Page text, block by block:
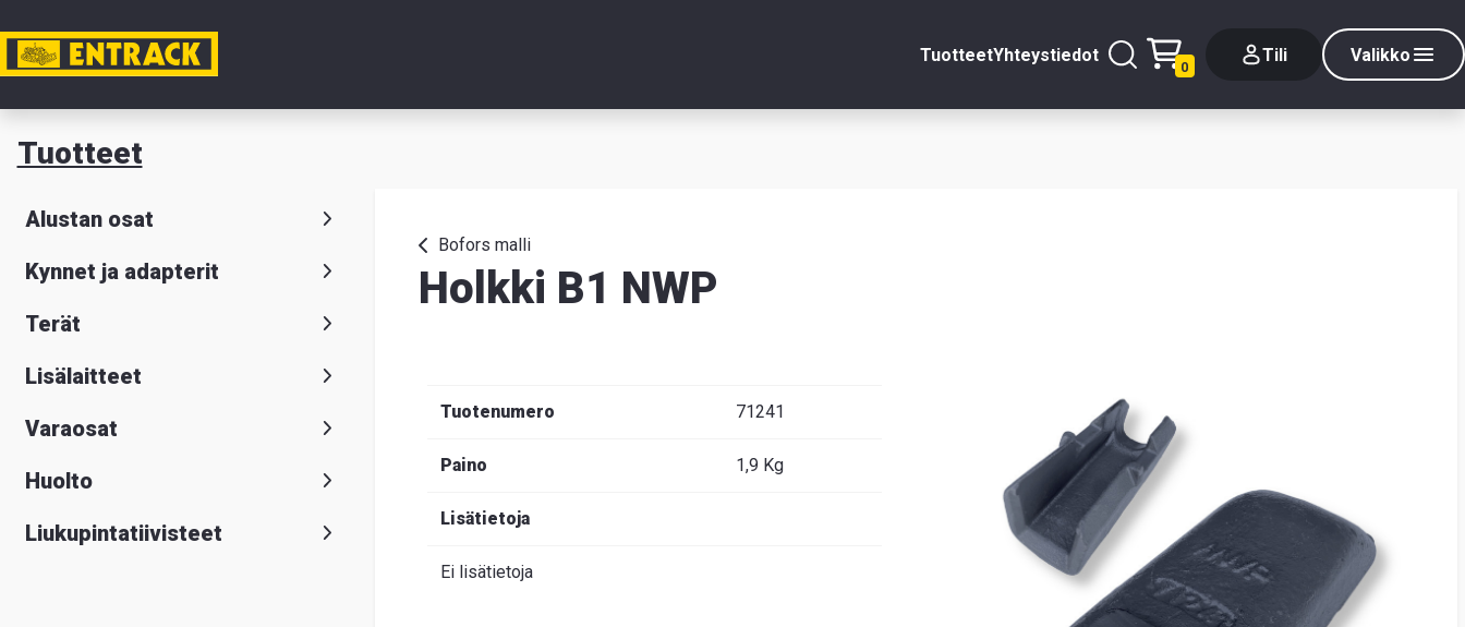
TuotteetYhteystiedot
0
Tili Valikko
Tili Sulje
Tuotevalitsin
meistä
Suomeksi
Tuotteet
Alustan osat
Kynnet ja adapterit
Terät
Lisälaitteet
Varaosat
Huolto
Liukupintatiivisteet
Bofors malli
Holkki B1 NWP
Tuotenumero 71241
Paino 1,9 Kg
Lisätietoja
Ei lisätietoja